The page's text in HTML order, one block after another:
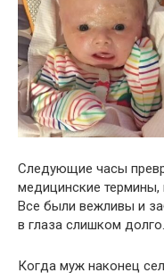
Следующие часы
медицинские
Все были вежливы и
в глаза слишком долго.
Когда муж наконец